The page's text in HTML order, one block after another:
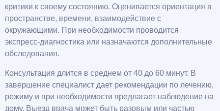
критики к своему состоянию. Оценивается ориентация в
пространстве, времени, взаимодействие с
окружающими. При необходимости проводится
экспресс-диагностика или назначаются дополнительные
обследования.
Консультация длится в среднем от 40 до 60 минут. В
завершение специалист дает рекомендации по лечению,
режиму и при необходимости предлагает наблюдение на
дому. Выезд врача может быть разовым или частью